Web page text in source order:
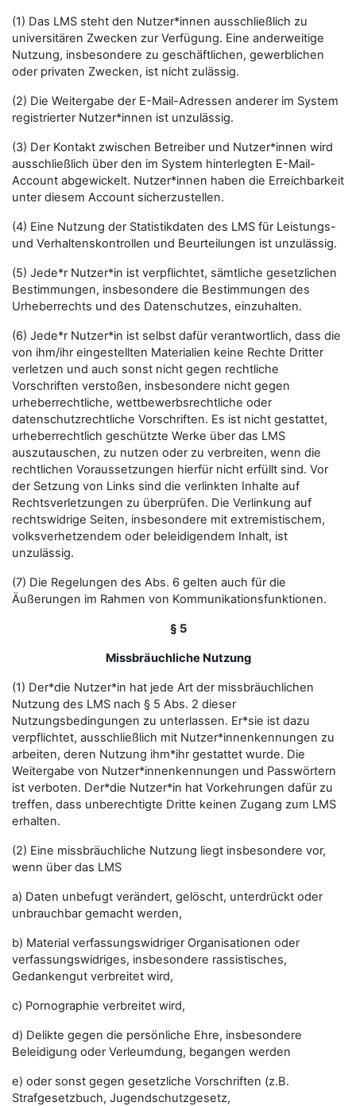
(1) Das LMS steht den Nutzer*innen ausschließlich zu
universitären Zwecken zur Verfügung. Eine anderweitige
Nutzung, insbesondere zu geschäftlichen, gewerblichen
oder privaten Zwecken, ist nicht zulässig.
(2) Die Weitergabe der E-Mail-Adressen anderer im System
registrierter Nutzer*innen ist unzulässig.
(3) Der Kontakt zwischen Betreiber und Nutzer*innen wird
ausschließlich über den im System hinterlegten E-Mail-
Account abgewickelt. Nutzer*innen haben die Erreichbarkeit
unter diesem Account sicherzustellen.
(4) Eine Nutzung der Statistikdaten des LMS für Leistungs-
und Verhaltenskontrollen und Beurteilungen ist unzulässig.
(5) Jede*r Nutzer*in ist verpflichtet, sämtliche gesetzlichen
Bestimmungen, insbesondere die Bestimmungen des
Urheberrechts und des Datenschutzes, einzuhalten.
(6) Jede*r Nutzer*in ist selbst dafür verantwortlich, dass die
von ihm/ihr eingestellten Materialien keine Rechte Dritter
verletzen und auch sonst nicht gegen rechtliche
Vorschriften verstoßen, insbesondere nicht gegen
urheberrechtliche, wettbewerbsrechtliche oder
datenschutzrechtliche Vorschriften. Es ist nicht gestattet,
urheberrechtlich geschützte Werke über das LMS
auszutauschen, zu nutzen oder zu verbreiten, wenn die
rechtlichen Voraussetzungen hierfür nicht erfüllt sind. Vor
der Setzung von Links sind die verlinkten Inhalte auf
Rechtsverletzungen zu überprüfen. Die Verlinkung auf
rechtswidrige Seiten, insbesondere mit extremistischem,
volksverhetzendem oder beleidigendem Inhalt, ist
unzulässig.
(7) Die Regelungen des Abs. 6 gelten auch für die
Äußerungen im Rahmen von Kommunikationsfunktionen.
§ 5
Missbräuchliche Nutzung
(1) Der*die Nutzer*in hat jede Art der missbräuchlichen
Nutzung des LMS nach § 5 Abs. 2 dieser
Nutzungsbedingungen zu unterlassen. Er*sie ist dazu
verpflichtet, ausschließlich mit Nutzer*innenkennungen zu
arbeiten, deren Nutzung ihm*ihr gestattet wurde. Die
Weitergabe von Nutzer*innenkennungen und Passwörtern
ist verboten. Der*die Nutzer*in hat Vorkehrungen dafür zu
treffen, dass unberechtigte Dritte keinen Zugang zum LMS
erhalten.
(2) Eine missbräuchliche Nutzung liegt insbesondere vor,
wenn über das LMS
a) Daten unbefugt verändert, gelöscht, unterdrückt oder
unbrauchbar gemacht werden,
b) Material verfassungswidriger Organisationen oder
verfassungswidriges, insbesondere rassistisches,
Gedankengut verbreitet wird,
c) Pornographie verbreitet wird,
d) Delikte gegen die persönliche Ehre, insbesondere
Beleidigung oder Verleumdung, begangen werden
e) oder sonst gegen gesetzliche Vorschriften (z.B.
Strafgesetzbuch, Jugendschutzgesetz,